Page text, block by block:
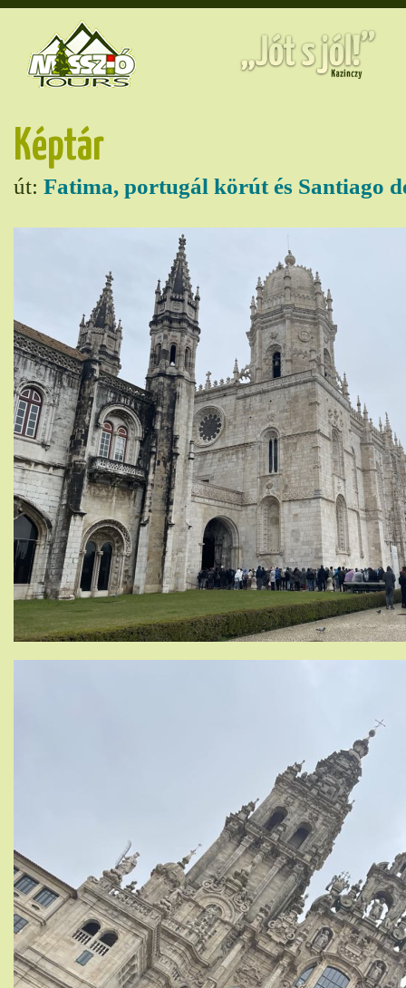
Képtár
út: Fatima, portugál körút és Santiago